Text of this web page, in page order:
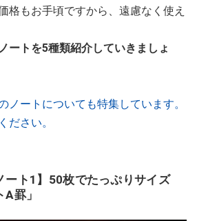
格もお手頃ですから、遠慮なく使え
ートを5種類紹介していきましょ
ノートについても特集しています。
ださい。
ート1】50枚でたっぷりサイズ
A罫」